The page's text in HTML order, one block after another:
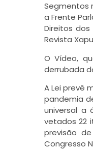
Segmentos
a Frente
Direitos
Revista
O Vídeo,
derrubada
A Lei prevê
pandemia
universal a
vetados 22
previsão
Congresso